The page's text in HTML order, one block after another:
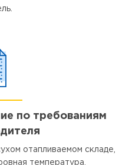
по требованиям
отапливаемом складе,
температура.